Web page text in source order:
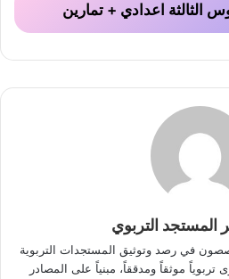
اعدادي + تمارين
المستجد التربوي
في رصد وتوثيق المستجدات التربوية
تربوياً موثقاً ومدققاً، مبنياً على المصادر